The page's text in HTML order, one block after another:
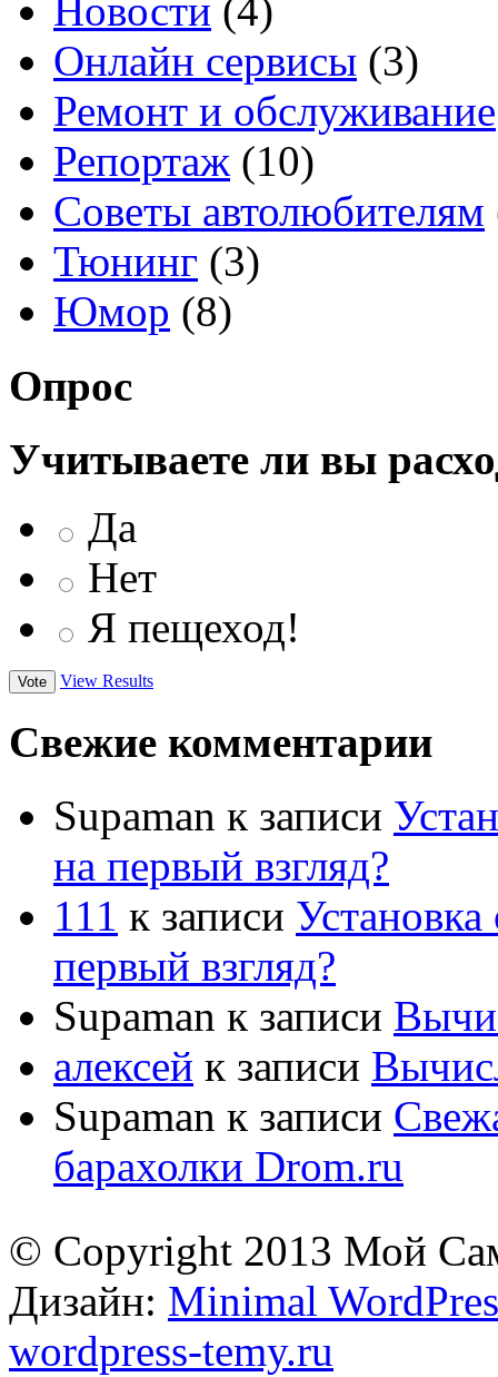
Новости (4)
Онлайн сервисы (3)
Ремонт и обслуживание
Репортаж (10)
Советы автолюбителям
Тюнинг (3)
Юмор (8)
Опрос
Учитываете ли вы
Да
Нет
Я пещеход!
View Results
Свежие комментарии
Supaman к записи
на первый взгляд?
111 к записи Установка
первый взгляд?
Supaman к записи
алексей к записи
Supaman к записи
барахолки Drom.ru
© Copyright 2013 Мой
Дизайн: Minimal
wordpress-temy.ru